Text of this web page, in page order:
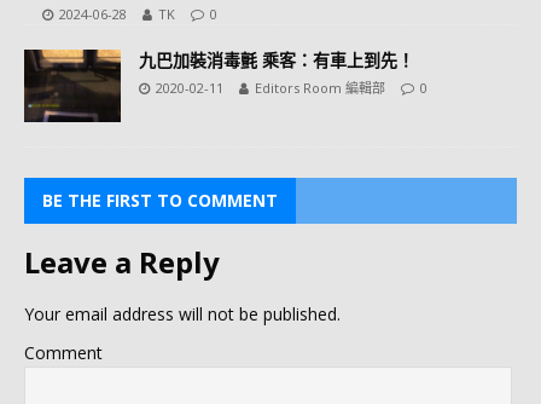
2024-06-28 TK 0
九巴加裝消毒氈 乘客：有車上到先！
2020-02-11 Editors Room 編輯部 0
BE THE FIRST TO COMMENT
Leave a Reply
Your email address will not be published.
Comment